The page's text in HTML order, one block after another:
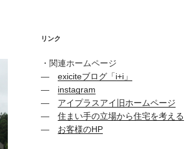
リンク
・関連ホームページ
― exiciteブログ「i+i」
― instagram
― アイプラスアイ旧ホームページ
― 住まい手の立場から住宅を考える
― お客様のHP